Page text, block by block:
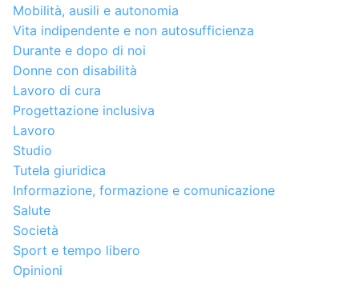
Mobilità, ausili e autonomia
Vita indipendente e non autosufficienza
Durante e dopo di noi
Donne con disabilità
Lavoro di cura
Progettazione inclusiva
Lavoro
Studio
Tutela giuridica
Informazione, formazione e comunicazione
Salute
Società
Sport e tempo libero
Opinioni